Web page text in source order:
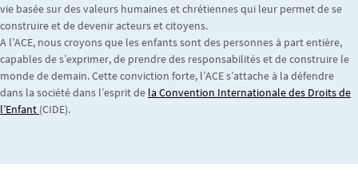
vie basée sur des valeurs humaines et chrétiennes qui leur permet de se
construire et de devenir acteurs et citoyens.
A l’ACE, nous croyons que les enfants sont des personnes à part entière,
capables de s’exprimer, de prendre des responsabilités et de construire le
monde de demain. Cette conviction forte, l’ACE s’attache à la défendre
dans la société dans l’esprit de la Convention Internationale des Droits de
l’Enfant (CIDE).